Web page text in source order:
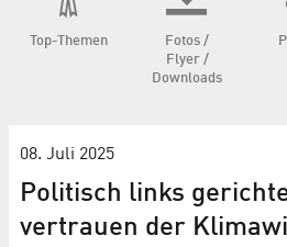
Top-Themen
Fotos /
Flyer /
Downloads
08. Juli 2025
Politisch links
vertrauen der